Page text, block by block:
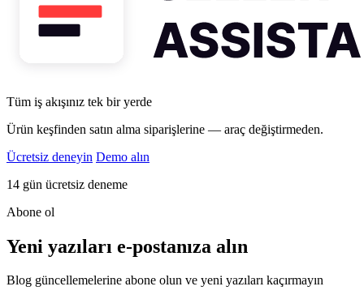
Tüm iş akışınız tek bir yerde
Ürün keşfinden satın alma siparişlerine — araç değiştirmeden.
Ücretsiz deneyin Demo alın
14 gün ücretsiz deneme
Abone ol
Yeni yazıları e-postanıza alın
Blog güncellemelerine abone olun ve yeni yazıları kaçırmayın